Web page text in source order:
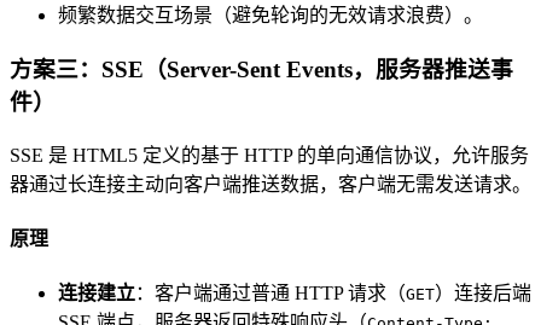
频繁数据交互场景（避免轮询的无效请求浪费）。
方案三：SSE（Server-Sent Events，服务器推送事
件）
SSE 是 HTML5 定义的基于 HTTP 的单向通信协议，允许服务
器通过长连接主动向客户端推送数据，客户端无需发送请求。
原理
连接建立：客户端通过普通 HTTP 请求（GET）连接后端